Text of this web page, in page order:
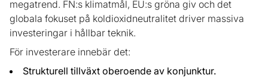
megatrend. FN:s klimatmål, EU:s gröna giv och det
globala fokuset på koldioxidneutralitet driver massiva
investeringar i hållbar teknik.
För investerare innebär det:
Strukturell tillväxt oberoende av konjunktur.